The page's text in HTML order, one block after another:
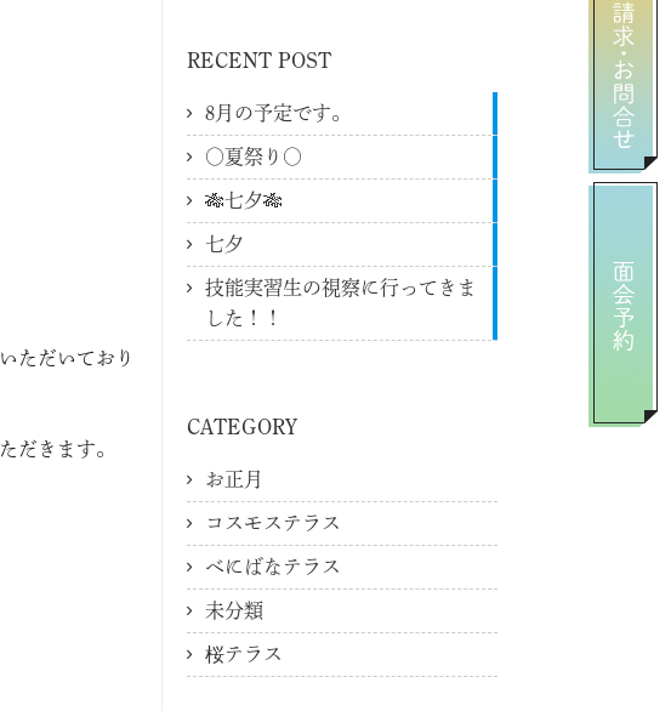
ただいており
だきます。
RECENT POST
8月の予定です。
〇夏祭り〇
🎋七夕🎋
七夕
技能実習生の視察に行ってきま
した！！
CATEGORY
お正月
コスモステラス
べにばなテラス
未分類
桜テラス